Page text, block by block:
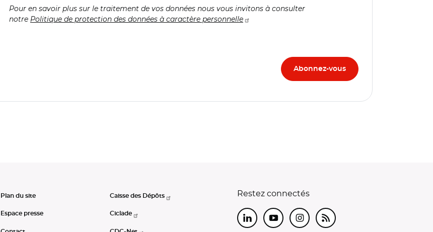
Pour en savoir plus sur le traitement de vos données nous vous invitons à consulter
notre Politique de protection des données à caractère personnelle
Plan du site
Espace presse
Caisse des Dépôts
Ciclade
Restez connectés
LinkedInYoutubeInstagram
RSS